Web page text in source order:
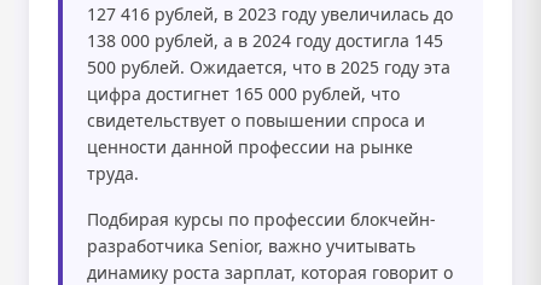
127 416 рублей, в 2023 году увеличилась до
138 000 рублей, а в 2024 году достигла 145
500 рублей. Ожидается, что в 2025 году эта
цифра достигнет 165 000 рублей, что
свидетельствует о повышении спроса и
ценности данной профессии на рынке
труда.
Подбирая курсы по профессии блокчейн-
разработчика Senior, важно учитывать
динамику роста зарплат, которая говорит о